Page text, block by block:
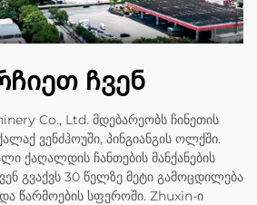
ჩვენ
Co., Ltd. მდებარეობს ჩინეთის
ვენძჰოუში, პინგიანგის ოლქში.
ქაღალდის ჩანთების მანქანების
გვაქვს 30 წელზე მეტი გამოცდილება
და წარმოების სფეროში. Zhuxin-ი